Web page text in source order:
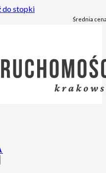
do stopki
Średnia